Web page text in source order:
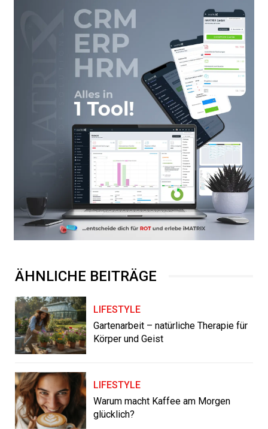
ÄHNLICHE BEITRÄGE
LIFESTYLE
Gartenarbeit – natürliche Therapie für
Körper und Geist
LIFESTYLE
Warum macht Kaffee am Morgen
glücklich?